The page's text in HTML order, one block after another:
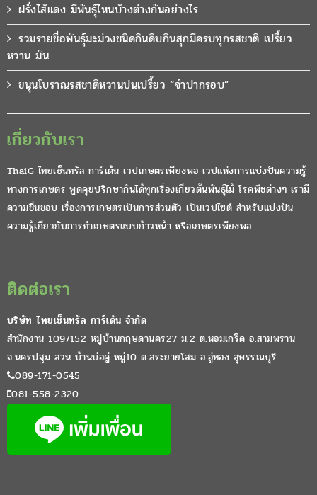
ฝรั่งไส้แดง มีพันธุ์ไหนบ้างต่างกันอย่างไร
รวมรายชื่อพันธุ์มะม่วงชนิดกินดิบกินสุกมีครบทุกรสชาติ เปรี้ยว
หวาน มัน
ขนุนโบราณรสชาติหวานปนเปรี้ยว “จำปากรอบ”
เกี่ยวกับเรา
ThaiG ไทยเซ็นทรัล การ์เด้น เวปเกษตรเพียงพอ เวปแห่งการแบ่งปันความรู้
ทางการเกษตร พูดคุยปรึกษากันได้ทุกเรื่องเกี่ยวต้นพันธุ์ไม้ โรคพืชต่างๆ เรามี
ความชื่นชอบ เรื่องการเกษตรเป็นการส่วนตัว เป็นเวปไซต์ สำหรับแบ่งปัน
ความรู้เกี่ยวกับการทำเกษตรแบบก้าวหน้า หรือเกษตรเพียงพอ
ติดต่อเรา
บริษัท ไทยเซ็นทรัล การ์เด้น จำกัด
สำนักงาน 109/152 หมู่บ้านกฤษดานคร27 ม.2 ต.หอมเกร็ด อ.สามพราน
จ.นครปฐม สวน บ้านบ่อคู่ หมู่10 ต.สระยายโสม อ.อู่ทอง สุพรรณบุรี
089-171-0545
081-558-2320